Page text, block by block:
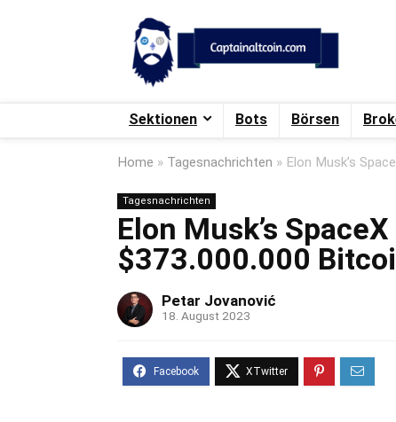
Sektionen Bots Börsen
Home » Tagesnachrichten » Elon Musk’s
Tagesnachrichten
Elon Musk’s
$373.000.000
Petar Jovanović
18. August 2023